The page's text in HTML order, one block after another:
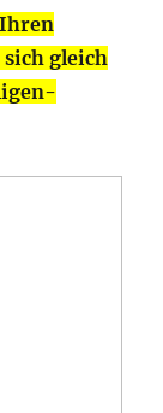
sich gleich